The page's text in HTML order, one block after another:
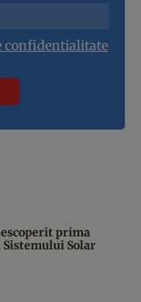
confidentialitate
prima
Solar